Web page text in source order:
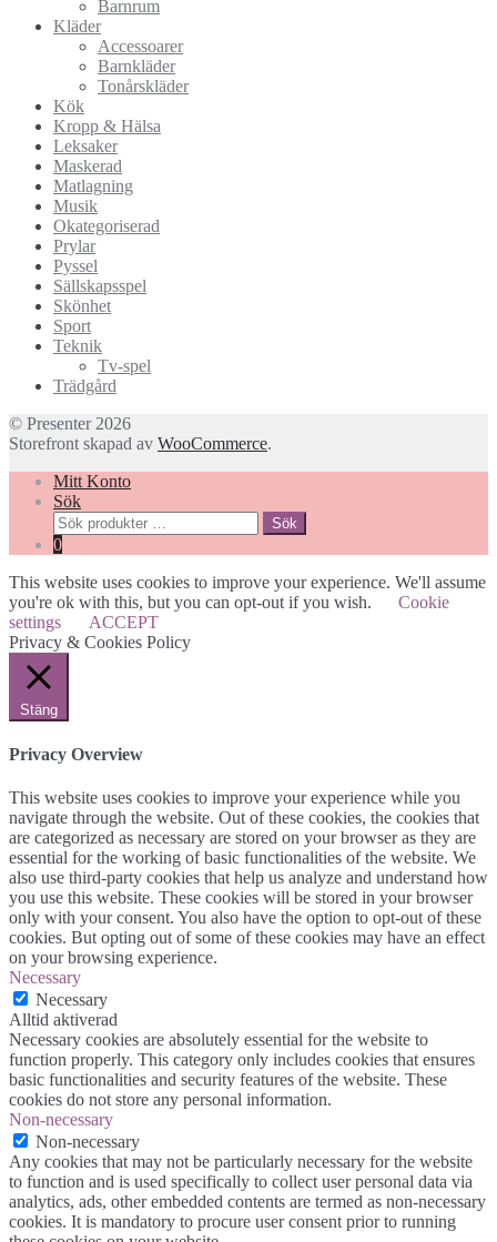
Barnrum
Kläder
Accessoarer
Barnkläder
Tonårskläder
Kök
Kropp & Hälsa
Leksaker
Maskerad
Matlagning
Musik
Okategoriserad
Prylar
Pyssel
Sällskapsspel
Skönhet
Sport
Teknik
Tv-spel
Trädgård
© Presenter 2026
Storefront skapad av WooCommerce.
Mitt Konto
Sök
Sök
efter:
Sök
0
This website uses cookies to improve your experience. We'll assume
you're ok with this, but you can opt-out if you wish.
Cookie
settings
ACCEPT
Privacy & Cookies Policy
Stäng
Privacy Overview
This website uses cookies to improve your experience while you
navigate through the website. Out of these cookies, the cookies that
are categorized as necessary are stored on your browser as they are
essential for the working of basic functionalities of the website. We
also use third-party cookies that help us analyze and understand how
you use this website. These cookies will be stored in your browser
only with your consent. You also have the option to opt-out of these
cookies. But opting out of some of these cookies may have an effect
on your browsing experience.
Necessary
Necessary
Alltid aktiverad
Necessary cookies are absolutely essential for the website to
function properly. This category only includes cookies that ensures
basic functionalities and security features of the website. These
cookies do not store any personal information.
Non-necessary
Non-necessary
Any cookies that may not be particularly necessary for the website
to function and is used specifically to collect user personal data via
analytics, ads, other embedded contents are termed as non-necessary
cookies. It is mandatory to procure user consent prior to running